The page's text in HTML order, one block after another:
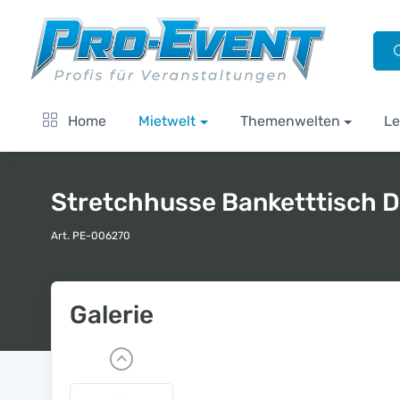
Home Mietwelt Themenwelten
Stretchhusse Banketttisch
Art. PE-006270
Galerie
P
r